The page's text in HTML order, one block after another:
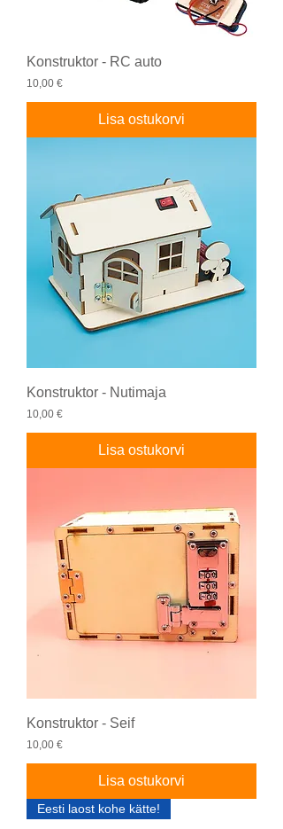
Konstruktor - RC auto
Price
10,00 €
Lisa ostukorvi
Konstruktor - Nutimaja
Price
10,00 €
Lisa ostukorvi
Konstruktor - Seif
Price
10,00 €
Lisa ostukorvi
Eesti laost kohe kätte!